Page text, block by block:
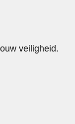
veiligheid.